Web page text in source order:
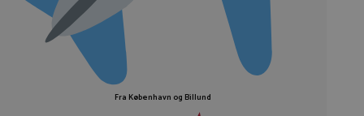
Fra København og Billund